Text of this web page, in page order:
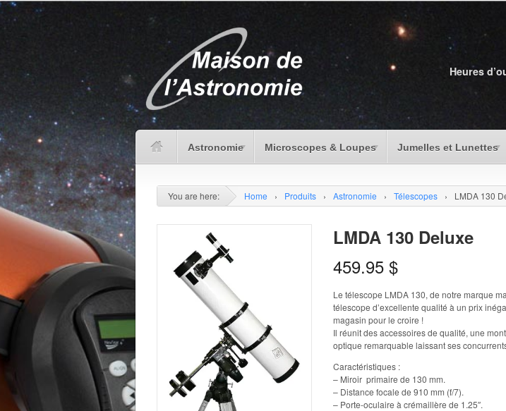
Heures
Astronomie Microscopes & Loupes Jumelles et Lunettes
You are here: Home › Produits › Astronomie › Télescopes › LMDA 130
LMDA 130 Deluxe
459.95 $
Le télescope LMDA 130, de notre marque
télescope d’excellente qualité à un prix
magasin pour le croire !
Il réunit des accessoires de qualité, une
optique remarquable laissant ses
Caractéristiques :
– Miroir primaire de 130 mm.
– Distance focale de 910 mm (f/7).
– Porte-oculaire à crémaillère de 1.25″.